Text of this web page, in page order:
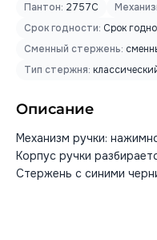
Пантон: 2757C
Срок годности: Срок
Сменный стержень:
Тип стержня:
Описание
Механизм ручки:
Корпус ручки
Стержень с синими